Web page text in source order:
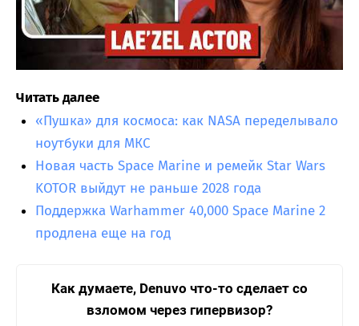
Читать далее
«Пушка» для космоса: как NASA переделывало
ноутбуки для МКС
Новая часть Space Marine и ремейк Star Wars
KOTOR выйдут не раньше 2028 года
Поддержка Warhammer 40,000 Space Marine 2
продлена еще на год
Как думаете, Denuvo что-то сделает со
взломом через гипервизор?